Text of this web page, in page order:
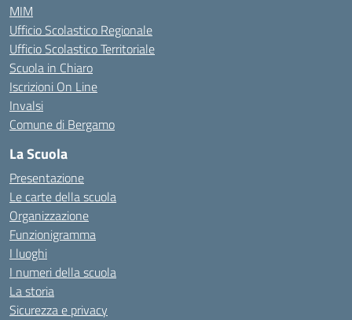
MIM
Ufficio Scolastico Regionale
Ufficio Scolastico Territoriale
Scuola in Chiaro
Iscrizioni On Line
Invalsi
Comune di Bergamo
La Scuola
Presentazione
Le carte della scuola
Organizzazione
Funzionigramma
I luoghi
I numeri della scuola
La storia
Sicurezza e privacy